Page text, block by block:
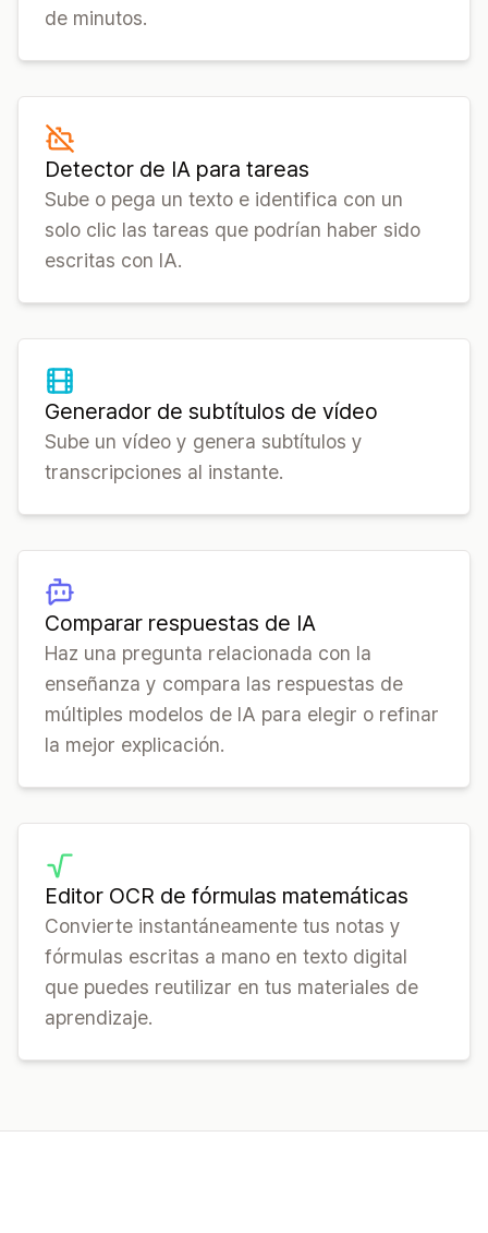
de minutos.
Detector de IA para tareas
Sube o pega un texto e identifica con un
solo clic las tareas que podrían haber sido
escritas con IA.
Generador de subtítulos de vídeo
Sube un vídeo y genera subtítulos y
transcripciones al instante.
Comparar respuestas de IA
Haz una pregunta relacionada con la
enseñanza y compara las respuestas de
múltiples modelos de IA para elegir o refinar
la mejor explicación.
Editor OCR de fórmulas matemáticas
Convierte instantáneamente tus notas y
fórmulas escritas a mano en texto digital
que puedes reutilizar en tus materiales de
aprendizaje.